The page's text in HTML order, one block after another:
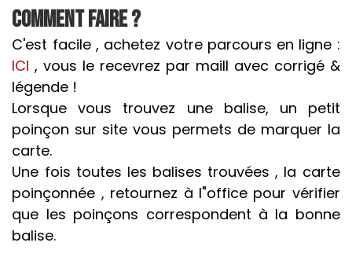
Comment faire ?
C'est facile , achetez votre parcours en ligne :
ICI , vous le recevrez par maill avec corrigé &
légende !
Lorsque vous trouvez une balise, un petit
poinçon sur site vous permets de marquer la
carte.
Une fois toutes les balises trouvées , la carte
poinçonnée , retournez à l"office pour vérifier
que les poinçons correspondent à la bonne
balise.